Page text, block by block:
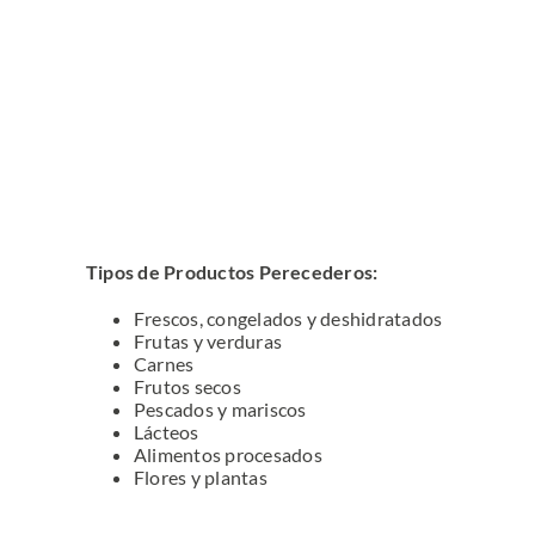
Tipos de Productos Perecederos:
Frescos, congelados y deshidratados
Frutas y verduras
Carnes
Frutos secos
Pescados y mariscos
Lácteos
Alimentos procesados
Flores y plantas